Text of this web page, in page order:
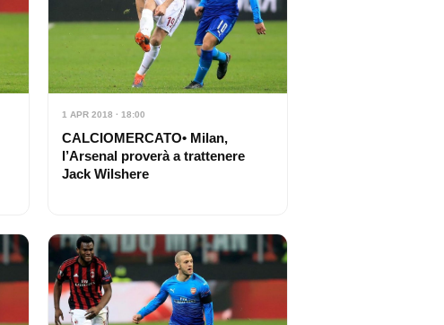
1 APR 2018 · 18:00
CALCIOMERCATO• Milan,
l’Arsenal proverà a trattenere
Jack Wilshere